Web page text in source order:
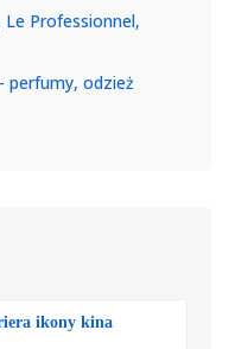
Le Professionnel,
perfumy, odzież
ikony kina